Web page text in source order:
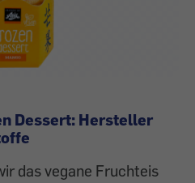
Dessert: Hersteller
das vegane Fruchteis